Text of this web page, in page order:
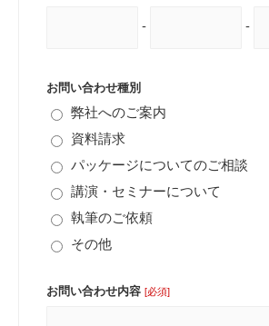
- -
お問い合わせ種別
弊社へのご案内
資料請求
パッケージについてのご相談
講演・セミナーについて
執筆のご依頼
その他
お問い合わせ内容 [必須]